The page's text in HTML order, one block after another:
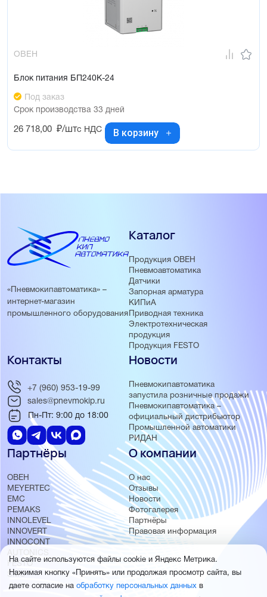
ОВЕН
Блок питания БП240К-24
Под заказ
Срок производства 33 дней
26 718,00 ₽/штс НДС В корзину
«Пневмокипавтоматика» –
интернет-магазин
промышленного оборудования
Каталог
Продукция ОВЕН
Пневмоавтоматика
Датчики
Запорная арматура
КИПиА
Приводная техника
Электротехническая
продукция
Продукция FESTO
Новости
Пневмокипавтоматика
запустила розничные продажи
Пневмокипавтоматика –
официальный дистрибьютор
Промышленной автоматики
РИДАН
Партнёры
ОВЕН
MEYERTEC
EMC
PEMAKS
INNOLEVEL
INNOVERT
INNOCONT
AUTONICS
FESTO
SMC
О компании
О нас
Отзывы
Новости
Фотогалерея
Партнёры
Правовая информация
Контакты
+7 (960) 953-19-99
sales@pnevmokip.ru
Пн-Пт: 9:00 до 18:00
На сайте используются файлы cookie и Яндекс Метрика.
Нажимая кнопку «Принять» или продолжая просмотр сайта, вы
даете согласие на обработку персональных данных в